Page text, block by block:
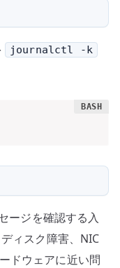
journalctl -k
ージを確認する入
ィスク障害、NIC
ドウェアに近い問